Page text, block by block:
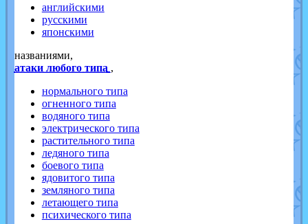
английскими
русскими
японскими
названиями,
атаки любого типа ,
нормального типа
огненного типа
водяного типа
электрического типа
растительного типа
ледяного типа
боевого типа
ядовитого типа
земляного типа
летающего типа
психического типа